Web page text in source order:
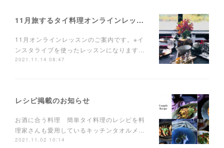
11月旅するタイ料理オンラインレッスンのお知らせ
11月オンラインレッスンのご案内です。※イ
ンスタライブを使ったレッスンになります…
2021.11.14 08:47
レシピ掲載のお知らせ
お酒に合う料理 簡単タイ料理のレシピを料
理家さんも愛用しているキッチンタオルメ…
2021.11.02 10:14